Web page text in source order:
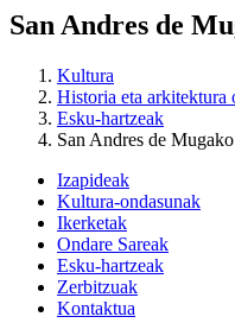
San Andres de
Kultura
Historia eta arkitektura
Esku-hartzeak
San Andres de
Izapideak
Kultura-ondasunak
Ikerketak
Ondare Sareak
Esku-hartzeak
Zerbitzuak
Kontaktua